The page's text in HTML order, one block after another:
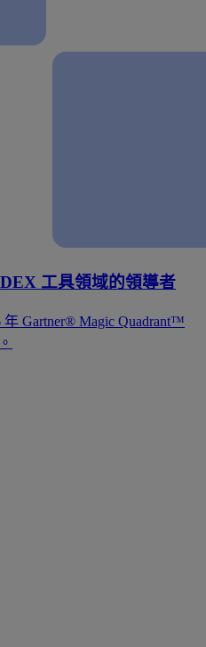
工具領域的領導者
年 Gartner® Magic Quadrant™